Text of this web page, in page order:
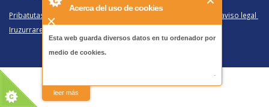
Acerca del uso de cookies
Esta web guarda diversos datos en tu ordenador por
medio de cookies.
-
leer más
Pribatutasun politika eta lege oharra
Política de privacidad y aviso legal
Iruzurraren Aurkako Politika